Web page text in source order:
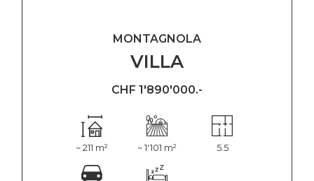
VILLA
MONTAGNOLA
CHF 1'890'000.-
~ 211 m² ~ 1'101 m² 5.5